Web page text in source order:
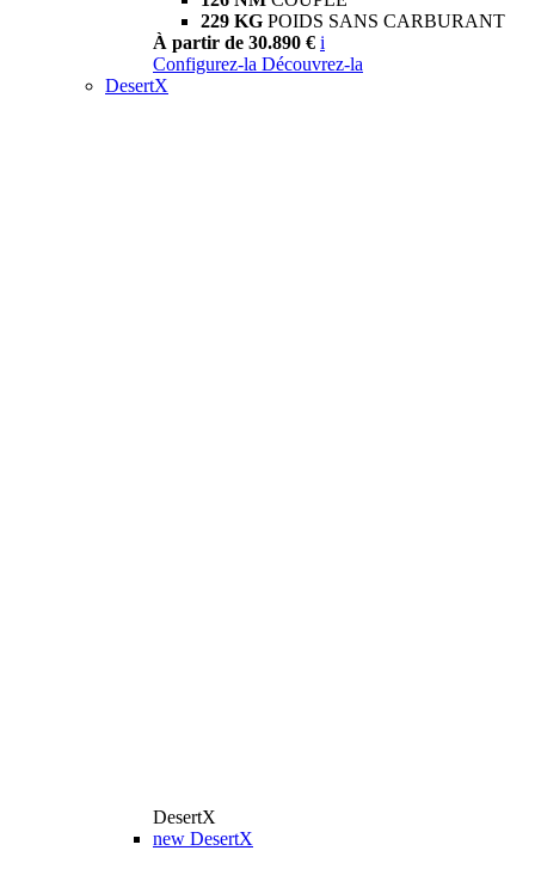
229 KG POIDS SANS CARBURANT
À partir de 30.890 € i
Configurez-la Découvrez-la
DesertX
DesertX
new DesertX